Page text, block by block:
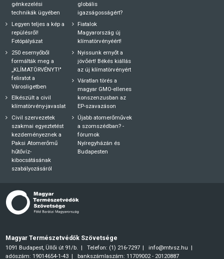
génkezelési
technikák ügyében
Legyen teljes a kép a
repülésről!
Fotópályázat
250 esernyőből
formálták meg a
„KLÍMATÖRVÉNYT!"
feliratot a
Városligetben
Elkészült a civil
klímatörvény-javaslat
Civil szervezetek
szakmai egyeztetést
kezdeményeznek a
Paksi Atomerőmű
hűtővíz-
kibocsátásának
szabályozásáról
globális
igazságosságért?
Fiatalok
Magyarország új
klímatörvényéért!
Nyissunk ernyőt a
jövőért! Békés kiállás
az új klímatörvényért
Váratlan törés a
magyar GMO-ellenes
konszenzusban az
EP-szavazáson
Újabb atomerőművek
a szomszédban? -
fórumok
Nyíregyházán és
Budapesten
Magyar Természetvédők Szövetsége
1091 Budapest, Üllői út 91/b.
Telefon: (1) 216-7297
info@mtvsz.hu
adószám: 19014654-1-43
bankszámlaszám: 11709002 - 20120887